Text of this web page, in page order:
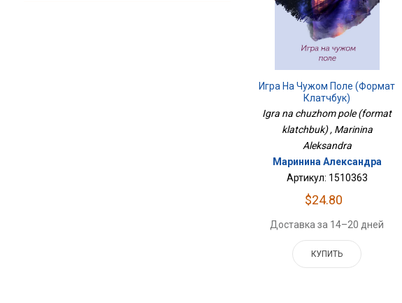
Игра На Чужом Поле (формат
Клатчбук)
Igra na chuzhom pole (format
klatchbuk) , Marinina
Aleksandra
Маринина Александра
Артикул: 1510363
$24.80
Доставка за 14–20 дней
КУПИТЬ